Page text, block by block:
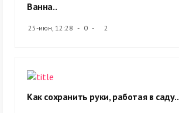
Ванна..
25-июн, 12:28 0 2
Как сохранить руки, работая в саду..